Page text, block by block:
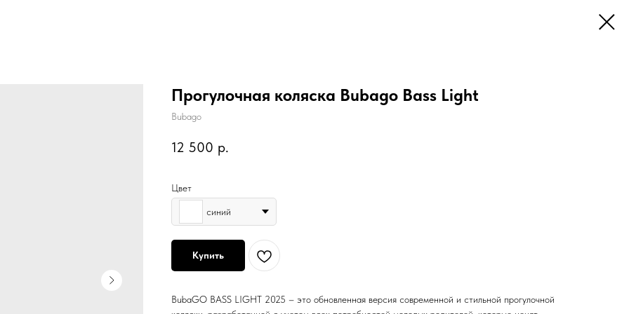
Прогулочная коляска Bubago Bass Light
Bubago
12 500 р.
Цвет
синий
Купить
BubaGO BASS LIGHT 2025 – это обновленная версия современной и стильной прогулочной